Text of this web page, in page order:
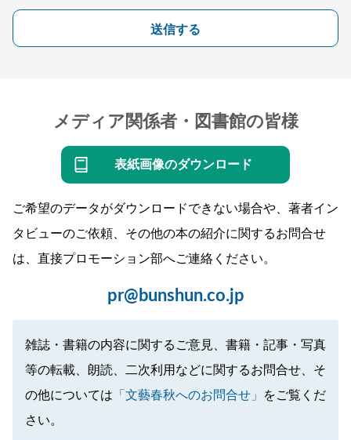
送信する
メディア関係者・図書館の皆様
表紙画像のダウンロード
ご希望のデータがダウンロードできない場合や、著者イン
タビューのご依頼、その他の本の紹介に関するお問合せ
は、直接プロモーション部へご連絡ください。
pr@bunshun.co.jp
雑誌・書籍の内容に関するご意見、書籍・記事・写真
等の転載、朗読、二次利用などに関するお問合せ、そ
の他については 「文藝春秋へのお問合せ」
をご覧くだ
さい。